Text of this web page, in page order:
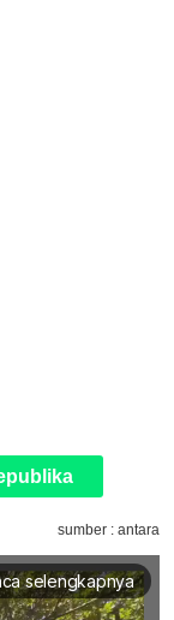
sumber : antara
selengkapnya